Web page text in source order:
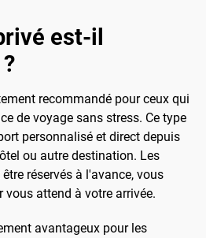
est-il
recommandé pour ceux qui
de voyage sans stress. Ce type
personnalisé et direct depuis
ou autre destination. Les
réservés à l'avance, vous
attend à votre arrivée.
avantageux pour les